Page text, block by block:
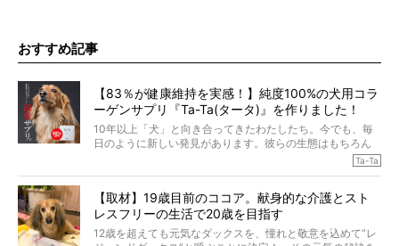
おすすめ記事
【83％が健康維持を実感！】純度100%の犬用コラ
ーゲンサプリ『Ta-Ta(タータ)』を作りました！
10年以上「犬」と向き合ってきたわたしたち。今でも、毎
日のように新しい発見があります。彼らの生態はもちろん
のこと、「食事」に関することも同じです。昔の犬は25年
も生きたといわれていますが、長生きの秘訣はバランスの
代の犬の食事は“ある重要な栄養”が不足しがちになっている
というのです。
それを効率よくおぎなってくれるのが、コラーゲン！ そ
こでわたしたちは、純度100%の犬用コラーゲンサプリ
Ta-Ta
【取材】19歳目前のココア。献身的な介護とスト
レスフリーの生活で20歳を目指す
12歳を超えても元気なダックスを、憧れと敬意を込めて“レ